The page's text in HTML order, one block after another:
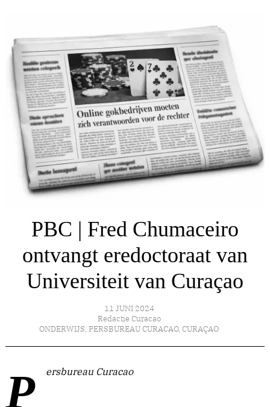
PBC | Fred Chumaceiro
ontvangt eredoctoraat van
Universiteit van Curaçao
11 JUNI 2024
Redactie Curacao
ONDERWIJS, PERSBUREAU CURACAO, CURAÇAO
Persbureau Curacao